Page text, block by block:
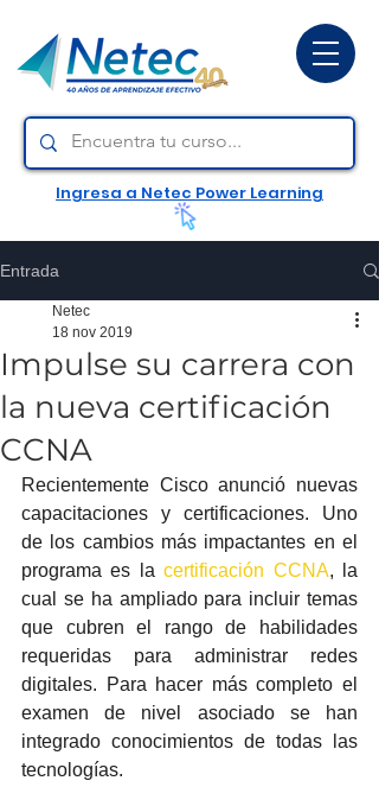
Ingresa a Netec Power Learning
Entrada
Impulse su carrera con
la nueva certificación
CCNA
Netec
18 nov 2019
Recientemente Cisco anunció nuevas
capacitaciones y certificaciones. Uno
de los cambios más impactantes en el
programa es la certificación CCNA, la
cual se ha ampliado para incluir temas
que cubren el rango de habilidades
requeridas para administrar redes
digitales. Para hacer más completo el
examen de nivel asociado se han
integrado conocimientos de todas las
tecnologías.